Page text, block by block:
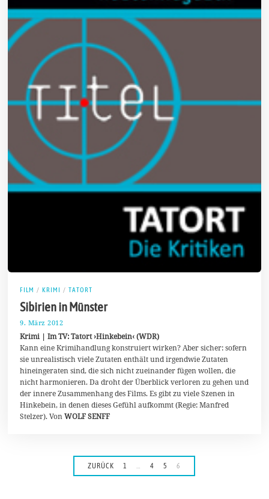
FILM / KRIMI / TATORT
Sibirien in Münster
9. März 2012
.
J
u
l
i
0
2
0
Krimi | Im TV: Tatort ›Hinkebein‹ (WDR)
Kann eine Krimihandlung konstruiert wirken? Aber sicher: sofern
sie unrealistisch viele Zutaten enthält und irgendwie Zutaten
hineingeraten sind, die sich nicht zueinander fügen wollen, die
nicht harmonieren. Da droht der Überblick verloren zu gehen und
der innere Zusammenhang des Films. Es gibt zu viele Szenen in
Hinkebein, in denen dieses Gefühl aufkommt (Regie: Manfred
Stelzer). VonWOLF SENFF
ZURÜCK 1 4 5 6